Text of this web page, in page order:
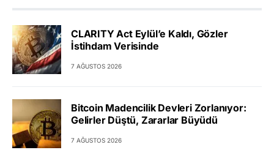
CLARITY Act Eylül’e Kaldı, Gözler
İstihdam Verisinde
7 AĞUSTOS 2026
Bitcoin Madencilik Devleri Zorlanıyor:
Gelirler Düştü, Zararlar Büyüdü
7 AĞUSTOS 2026